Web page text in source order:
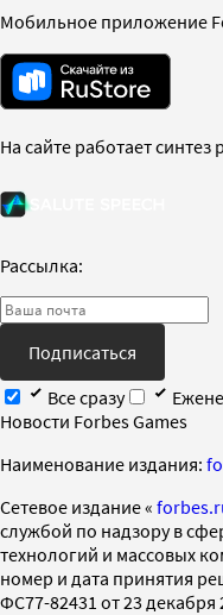
Мобильное приложение
На сайте работает синтез
Рассылка:
Подписаться
Все сразу
Новости Forbes Games
Наименование издания:
Cетевое издание «
службой по надзору в
технологий и массовых
номер и дата принятия
ФС77-82431 от 23 декабря